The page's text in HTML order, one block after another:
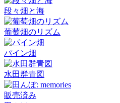
段々畑と海
葡萄畑のリズム
パイン畑
水田群青図
販売済み